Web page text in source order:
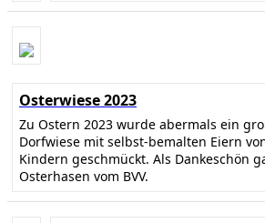
Osterwiese 2023
Zu Ostern 2023 wurde abermals ein
Dorfwiese mit selbst-bemalten Eiern
Kindern geschmückt. Als Dankeschön
Osterhasen vom BVV.